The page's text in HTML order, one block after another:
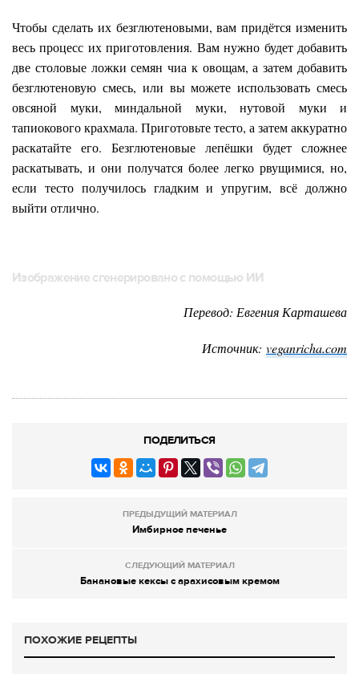
Чтобы сделать их безглютеновыми, вам придётся изменить
весь процесс их приготовления. Вам нужно будет добавить
две столовые ложки семян чиа к овощам, а затем добавить
безглютеновую смесь, или вы можете использовать смесь
овсяной муки, миндальной муки, нутовой муки и
тапиокового крахмала. Приготовьте тесто, а затем аккуратно
раскатайте его. Безглютеновые лепёшки будет сложнее
раскатывать, и они получатся более легко рвущимися, но,
если тесто получилось гладким и упругим, всё должно
выйти отлично.
Изображение сгенерировано с помощью ИИ
Перевод: Евгения Карташева
Источник: veganricha.com
ПОДЕЛИТЬСЯ
ПРЕДЫДУЩИЙ МАТЕРИАЛ
Имбирное печенье
СЛЕДУЮЩИЙ МАТЕРИАЛ
Банановые кексы с арахисовым кремом
ПОХОЖИЕ РЕЦЕПТЫ